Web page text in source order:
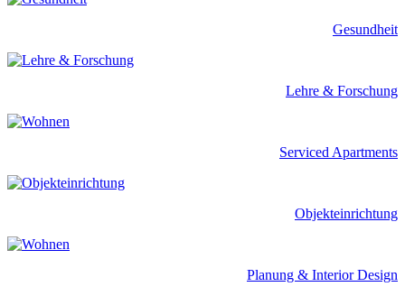
Gesundheit
Lehre & Forschung
Serviced Apartments
Objekteinrichtung
Planung & Interior Design